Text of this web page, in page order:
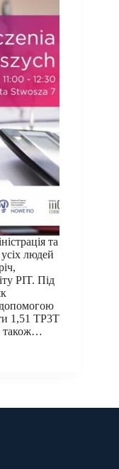
та
людей
PIT. Під
допомогою
1,51 TP3T
також…